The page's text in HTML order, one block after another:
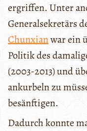
ergriffen. Unter
Generalsekretärs
Chunxianwar ein
Politik des
(2003-2013) und
ankurbeln zu
besänftigen.
Dadurch konnte